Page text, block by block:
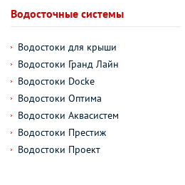
Водосточные системы
Водостоки для крыши
Водостоки Гранд Лайн
Водостоки Docke
Водостоки Оптима
Водостоки Аквасистем
Водостоки Престиж
Водостоки Проект